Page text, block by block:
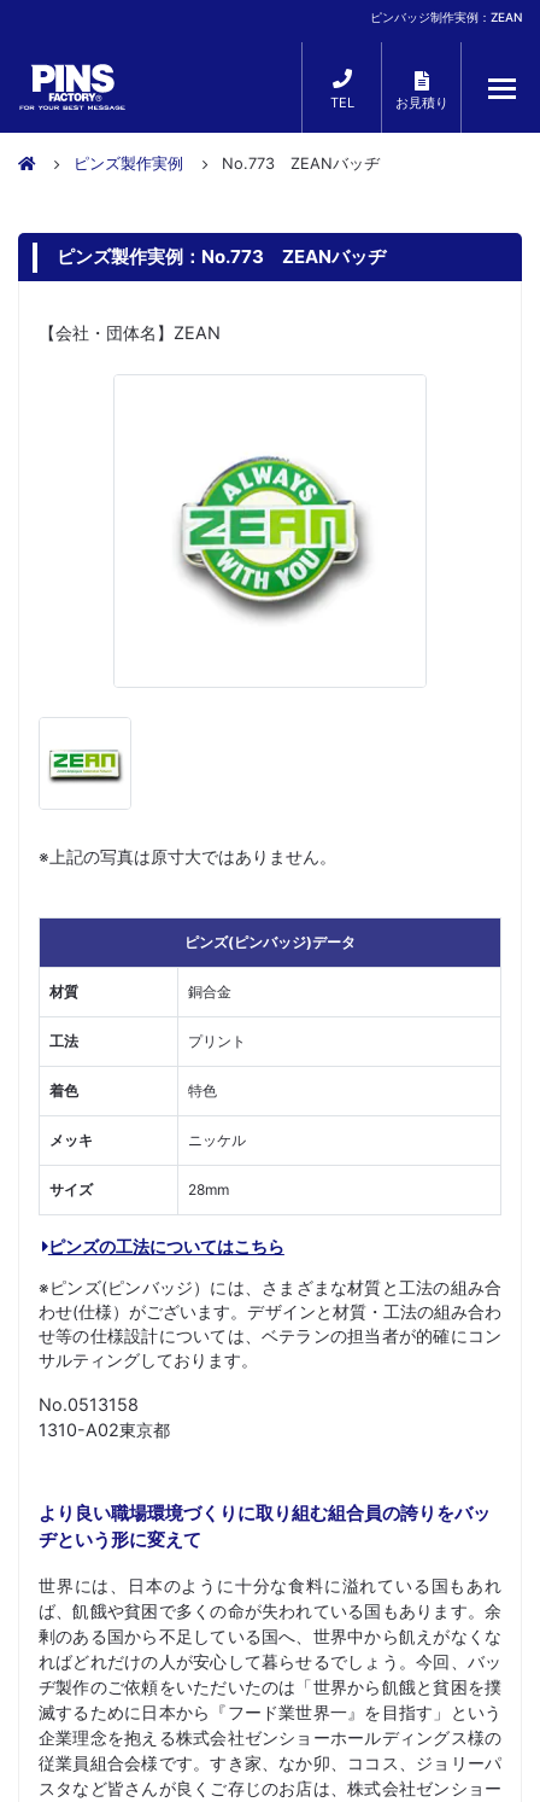
ピンバッジ制作実例：ZEAN
TEL お見積り
ピンズ製作実例 No.773 ZEANバッヂ
ピンズ製作実例：No.773 ZEANバッヂ
【会社・団体名】ZEAN
※上記の写真は原寸大ではありません。
ピンズ(ピンバッジ)データ
材質 銅合金
工法 プリント
着色 特色
メッキ ニッケル
サイズ 28mm
ピンズの工法についてはこちら
※ピンズ(ピンバッジ）には、さまざまな材質と工法の組み合
わせ(仕様）がございます。デザインと材質・工法の組み合わ
せ等の仕様設計については、ベテランの担当者が的確にコン
サルティングしております。
No.0513158
1310-A02東京都
より良い職場環境づくりに取り組む組合員の誇りをバッ
ヂという形に変えて
世界には、日本のように十分な食料に溢れている国もあれ
ば、飢餓や貧困で多くの命が失われている国もあります。余
剰のある国から不足している国へ、世界中から飢えがなくな
ればどれだけの人が安心して暮らせるでしょう。今回、バッ
ヂ製作のご依頼をいただいたのは「世界から飢餓と貧困を撲
滅するために日本から『フード業世界一』を目指す」という
企業理念を抱える株式会社ゼンショーホールディングス様の
従業員組合会様です。すき家、なか卯、ココス、ジョリーパ
スタなど皆さんが良くご存じのお店は、株式会社ゼンショー